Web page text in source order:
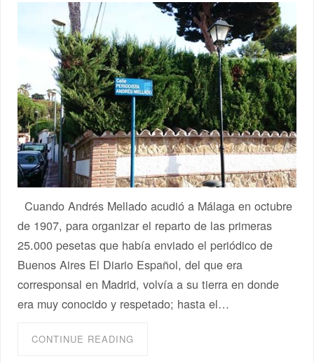
Cuando Andrés Mellado acudió a Málaga en octubre
de 1907, para organizar el reparto de las primeras
25.000 pesetas que había enviado el periódico de
Buenos Aires El Diario Español, del que era
corresponsal en Madrid, volvía a su tierra en donde
era muy conocido y respetado; hasta el…
CONTINUE READING